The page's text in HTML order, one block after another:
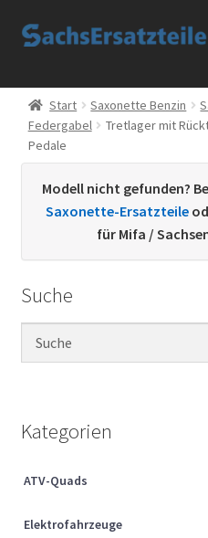
Zur
Zum
Start
AGB
Datenschutzerklärung
Sachs Ersatzteile
Über uns
Vertrag widerrufen
Widerrufsbelehrung
Start Saxonette Benzin
Federgabel
Tretlager mit
Pedale
Modell nicht gefunden?
Saxonette-Ersatzteile
für Mifa /
Suche
Kategorien
ATV-Quads
Elektrofahrzeuge